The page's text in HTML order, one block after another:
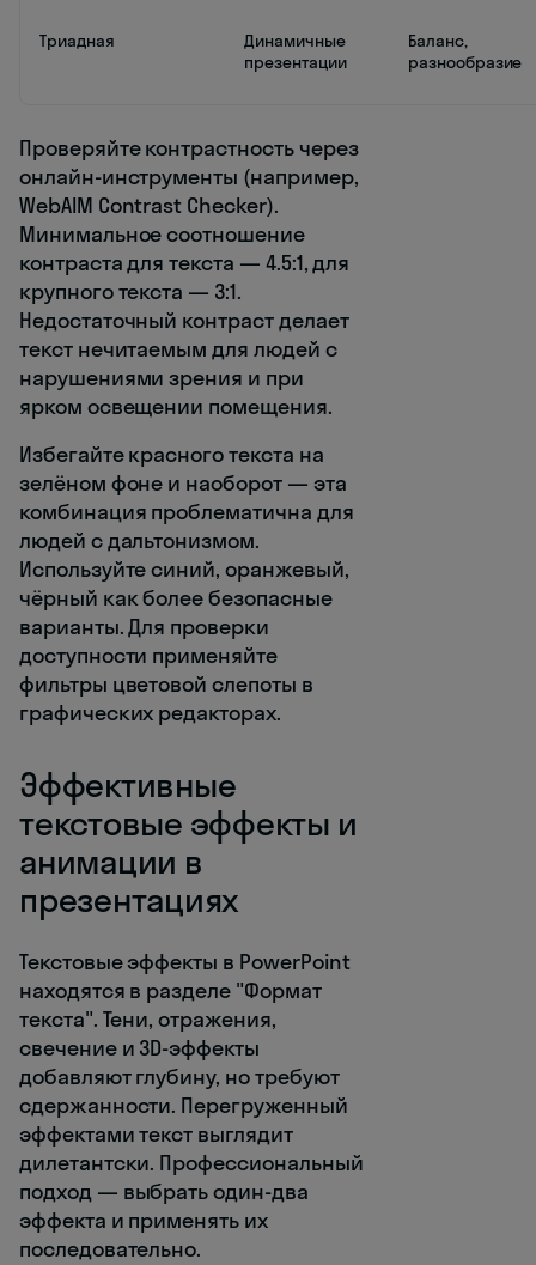
Триадная
Динамичные
презентации
Баланс,
разнообразие
Проверяйте контрастность через
онлайн-инструменты (например,
WebAIM Contrast Checker).
Минимальное соотношение
контраста для текста — 4.5:1, для
крупного текста — 3:1.
Недостаточный контраст делает
текст нечитаемым для людей с
нарушениями зрения и при
ярком освещении помещения.
Избегайте красного текста на
зелёном фоне и наоборот — эта
комбинация проблематична для
людей с дальтонизмом.
Используйте синий, оранжевый,
чёрный как более безопасные
варианты. Для проверки
доступности применяйте
фильтры цветовой слепоты в
графических редакторах.
Эффективные
текстовые эффекты и
анимации в
презентациях
Текстовые эффекты в PowerPoint
находятся в разделе "Формат
текста". Тени, отражения,
свечение и 3D-эффекты
добавляют глубину, но требуют
сдержанности. Перегруженный
эффектами текст выглядит
дилетантски. Профессиональный
подход — выбрать один-два
эффекта и применять их
последовательно.